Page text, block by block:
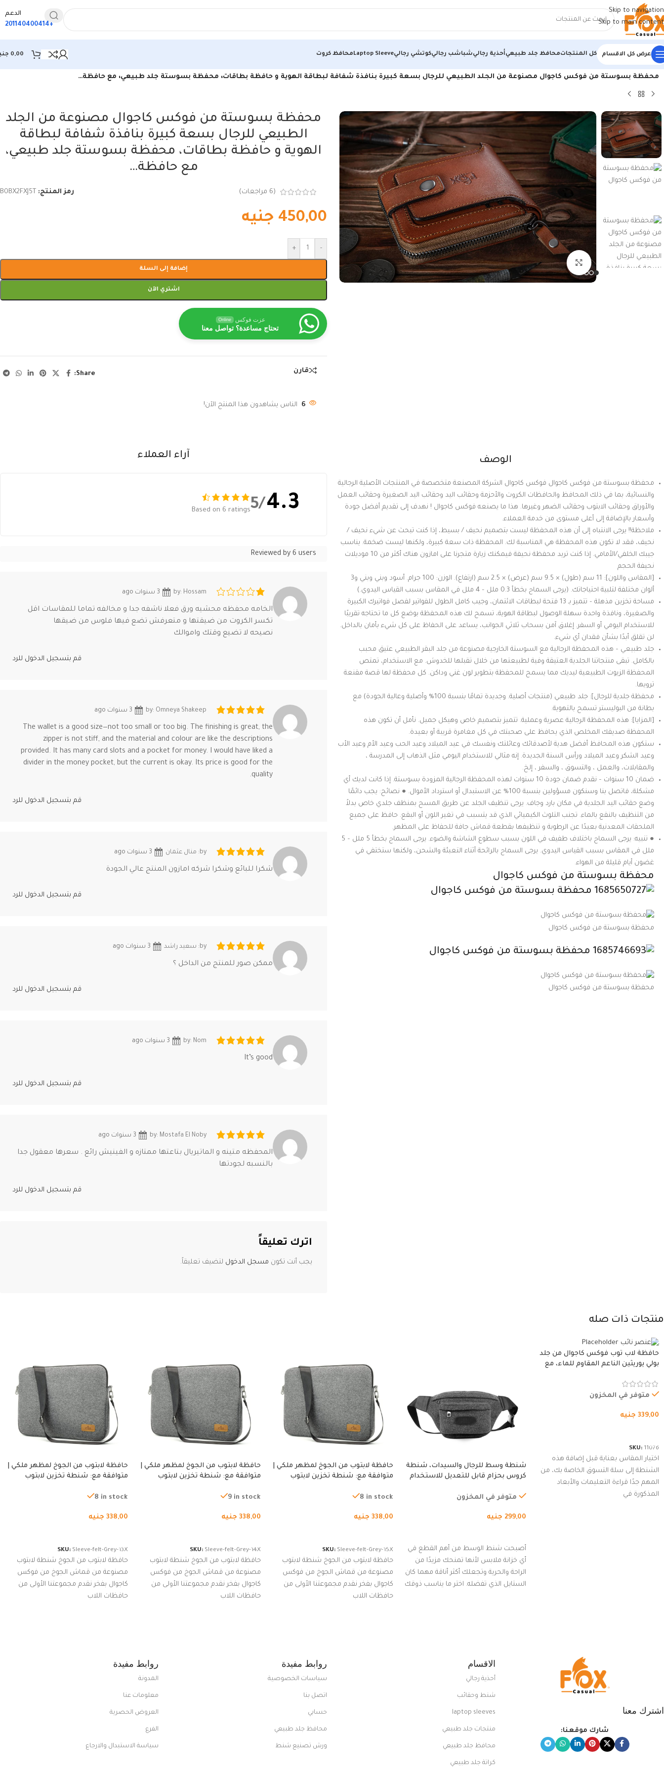
Skip to navigation
Skip to main content
الدعم
+201140400414
عرض كل الاقسام كل المنتجاتمحافظ جلد طبيعيأحذية رجاليشباشب رجاليكوتشي رجاليLaptop Sleeveمحافظ كروت 0,00
الرئيسية/منتجات جلد طبيعي
محفظة بسوستة من فوكس كاجوال مصنوعة من الجلد الطبيعي للرجال بسعة كبيرة بنافذة شفافة لبطاقة الهوية و حافظة بطاقات، محفظة بسوستة جلد طبيعي، مع حافظة…
اضغط للتكبير
محفظة بسوستة من فوكس كاجوال مصنوعة من الجلد
الطبيعي للرجال بسعة كبيرة بنافذة شفافة لبطاقة
الهوية و حافظة بطاقات، محفظة بسوستة جلد طبيعي،
مع حافظة…
(
6 مراجعات) رمز المنتج: B0BX2FXJ5T
450,00 جنيه
-
+
إضافة إلى السلة
اشتري الآن
عزت فوكس Online
تحتاج مساعدة؟ تواصل معنا
قارن Share:
6 الناس يشاهدون هذا المنتج الآن!
الوصف
محفظة بسوستة من فوكس كاجوال فوكس كاجوال الشركة المصنعة متخصصة في المنتجات الأصلية الرجالية
والنسائية، بما في ذلك المحافظ والحافظات الكروت والأحزمة وحقائب اليد وحقائب اليد الصغيرة وحقائب العمل
والأوراق وحقائب الابتوب وحقائب الضهر وغيرها. هذا ما يصنعه فوكس كاجوال ! نهدف إلى تقديم أفضل جودة
وأسعار بالإضافة إلى أعلى مستوى من خدمة العملاء.
ملاحظة!! يرجى الانتباه إلى أن هذه المحفظة ليست بتصميم نحيف / بسيط، إذا كنت تبحث عن شيء نحيف /
نحيف، فقد لا تكون هذه المحفظة هي المناسبة لك. المحفظة ذات سعة كبيرة، ولكنها ليست ضخمة. يناسب
جيبك الخلفي/الأمامي. إذا كنت تريد محفظة نحيفة فيمكنك زيارة متجرنا على امازون هناك أكثر من 10 موديلات
نحيفة الحجم
[المقاس واللون]: 11 سم (طول) × 9.5 سم (عرض) × 2.5 سم (ارتفاع). الوزن: 100 جرام. أسود وبني وبني و3
ألوان مختلفة لتلبية احتياجاتك. (يرجى السماح بخطأ 0.3 ملل – 4 ملل في المقاس بسبب القياس اليدوي.)
مساحة تخزين مذهلة – تتميز بـ 13 فتحة لبطاقات الائتمان، وجيب كامل الطول للفواتير لفصل فواتيرك الكبيرة
والصغيرة، ونافذة واحدة سهلة الوصول لبطاقة الهوية، تسمح لك هذه المحفظة بوضع كل ما تحتاجه تقريبًا
للاستخدام اليومي أو السفر. إغلاق آمن بسحاب ثلاثي الجوانب، يساعد على الحفاظ على كل شيء بأمان بالداخل.
لن تقلق أبدًا بشأن فقدان أي شيء.
جلد طبيعي – هذه المحفظة الرجالية مع السوستة الخارجية مصنوعة من جلد البقر الطبيعي عتيق محبب
بالكامل. تبقى منتجاتنا الجلدية العتيقة وفية لطبيعتها من خلال تقبلها للخدوش. مع الاستخدام، تمتص
المحفظة الزيوت الطبيعية ليديك مما يسمح للمحفظة بتطوير لون غني وداكن. كل محفظة لها قصة مقنعة
ترويها.
محفظة جلدية للرجال]: جلد طبيعي (منتجات أصلية. وجديدة تمامًا بنسبة 100% وأصلية وعالية الجودة) مع
بطانة من البوليستر تسمح بالتهوية.
[المزايا]: هذه المحفظة الرجالية عصرية وعملية. تتميز بتصميم خاص وهيكل جميل. نأمل أن تكون هذه
المحفظة صديقك المخلص الذي يحافظ على صحبتك في كل مغامرة قريبة أو بعيدة.
ستكون هذه المحافظ أفضل هدية لأصدقائك وعائلتك ونفسك في عيد الميلاد وعيد الحب وعيد الأم وعيد الأب
وعيد الشكر وعيد الميلاد ورأس السنة الجديدة. إنه مثالي للاستخدام اليومي مثل الذهاب إلى المدرسة ،
والمقابلات، والعمل ، والتسوق ، والسفر ، إلخ.
ضمان 10 سنوات – نقدم ضمان جودة 10 سنوات لهذه المحفظة الرجالية المزودة بسوستة. إذا كانت لديك أي
مشكلة، فاتصل بنا وسنكون مسؤولين بنسبة 100% عن الاستبدال أو استرداد الأموال. ● نصائح: يجب دائمًا
وضع حقائب اليد الجلدية في مكان بارد وجاف. يرجى تنظيف الجلد عن طريق المسح بمنظف جلدي خاص بدلاً
من التنظيف بالنقع بالماء. تجنب التلوث الكيميائي الذي قد يتسبب في تغير اللون أو البقع. حافظ على جميع
الملحقات المعدنية بعيدًا عن الرطوبة و تنظيفها بقطعة قماش جافة للحفاظ على المظهر.
● تنبيه: يرجى السماح باختلاف طفيف في اللون بسبب سطوع الشاشة والضوء. يرجى السماح بخطأ 5 ملل – 5
ملل في المقاس بسبب القياس اليدوي. يرجى السماح بالرائحة أثناء التعبئة والشحن، ولكنها ستختفي في
غضون أيام قليلة من الهواء.
محفظة بسوستة من فوكس كاجوال
محفظة بسوستة من فوكس كاجوال
محفظة بسوستة من فوكس كاجوال
آراء العملاء
4.3
/5
Based on 6 ratings
Reviewed by 6 users
by: Hossam
الخامه محفظه محشيه ورق فعلا ناشفه جدا و مخالفه تماما للمقاسات اقل
تكسر الكروت من ضيقتها و متعرفش تضع فيها فلوس من ضيقها
نصيحه لا تضيع وقتك واموالك
قم بتسجيل الدخول للرد
by: Omneya Shakeep
The wallet is a good size—not too small or too big. The finishing is great, the
zipper is not stiff, and the material and colour are like the descriptions
provided. It has many card slots and a pocket for money. I would have liked a
divider in the money pocket, but the current is okay. Its price is good for the
quality.
قم بتسجيل الدخول للرد
by: منال عثمان
شكرا للبائع وشكرا شركه امازون المنتج عالي الجودة
قم بتسجيل الدخول للرد
by: سعيد راشد
ممكن صور للمنتج من الداخل ؟
قم بتسجيل الدخول للرد
by: Nom
It’s good
قم بتسجيل الدخول للرد
by: Mostafa El Noby
المحفظه متينه و الماتيريال بتاعتها ممتازه و الفينيش رائع . سعرها معقول جدا
بالنسبه لجودتها
قم بتسجيل الدخول للرد
اترك تعليقاً
يجب أنت تكون مسجل الدخول لتضيف تعليقاً.
منتجات ذات صله
حافظة لاب توب فوكس كاجوال من جلد
بولي يوريثين الناعم المقاوم للماء، مع
متوفر في المخزون
339,00 جنيه
SKU: 11076
اختيار المقاس بعناية قبل إضافة هذه
الشنطة إلى سلة التسوق الخاصة بك، من
المهم جدًا قراءة التعليمات والأبعاد
المذكورة في
شنطة وسط للرجال والسيدات، شنطة
كروس بحزام قابل للتعديل للاستخدام
المشي لمسافات طويلة، وركوب
متوفر في المخزون
299,00 جنيه
أصبحت شنط الوسط من أهم القطع في
أي خزانة ملابس لأنها تمنحك مزيدًا من
الراحة والحرية وتجعلك أكثر أناقة مهما كان
الستايل الذي تفضله. اختر ما يناسب ذوقك
حافظة لابتوب من الجوخ لمظهر ملكي |
متوافقة مع: شنطة تخزين لابتوب
من الجوخ لجهاز نوت بوك والتابلت،
8 in stock
338,00 جنيه
SKU: Sleeve-felt-Grey-15X
حافظة لابتوب من الجوخ شنطة لابتوب
مصنوعة من قماش الجوخ من فوكس
كاجوال بفخر نقدم مجموعتنا الأولى من
حافظات اللاب
حافظة لابتوب من الجوخ لمظهر ملكي |
متوافقة مع: شنطة تخزين لابتوب
من الجوخ لجهاز نوت بوك والتابلت،
9 in stock
338,00 جنيه
SKU: Sleeve-felt-Grey-14X
حافظة لابتوب من الجوخ شنطة لابتوب
مصنوعة من قماش الجوخ من فوكس
كاجوال بفخر نقدم مجموعتنا الأولى من
حافظات اللاب
حافظة لابتوب من الجوخ لمظهر ملكي |
متوافقة مع: شنطة تخزين لابتوب
من الجوخ لجهاز نوت بوك والتابلت،
8 in stock
338,00 جنيه
SKU: Sleeve-felt-Grey-13X
حافظة لابتوب من الجوخ شنطة لابتوب
مصنوعة من قماش الجوخ من فوكس
كاجوال بفخر نقدم مجموعتنا الأولى من
حافظات اللاب
اشترك معنا
شارك موقعنا:
الاقسام
أحذية رجالي
شنط وحقائب
laptop sleeves
منتجات جلد طبيعي
محافظ جلد طبيعي
كراتة جلد طبيعي
روابط مفيدة
سياسات الخصوصية
اتصل بنا
حسابي
محافظ جلد طبيعي
ورش تصنيع شنط
روابط مفيدة
المدونة
معلومات عنا
العروض الحصرية
الفرع
سياسة الاستبدال والارجاع